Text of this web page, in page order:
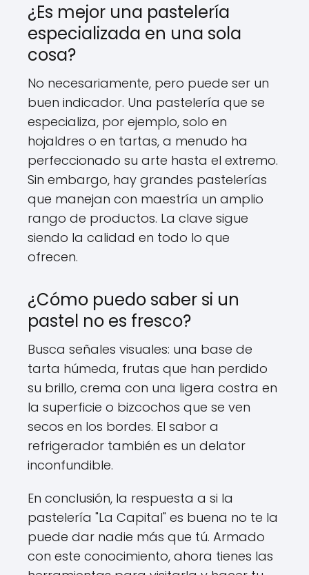
¿Es mejor una pastelería
especializada en una sola
cosa?
No necesariamente, pero puede ser un
buen indicador. Una pastelería que se
especializa, por ejemplo, solo en
hojaldres o en tartas, a menudo ha
perfeccionado su arte hasta el extremo.
Sin embargo, hay grandes pastelerías
que manejan con maestría un amplio
rango de productos. La clave sigue
siendo la calidad en todo lo que
ofrecen.
¿Cómo puedo saber si un
pastel no es fresco?
Busca señales visuales: una base de
tarta húmeda, frutas que han perdido
su brillo, crema con una ligera costra en
la superficie o bizcochos que se ven
secos en los bordes. El sabor a
refrigerador también es un delator
inconfundible.
En conclusión, la respuesta a si la
pastelería "La Capital" es buena no te la
puede dar nadie más que tú. Armado
con este conocimiento, ahora tienes las